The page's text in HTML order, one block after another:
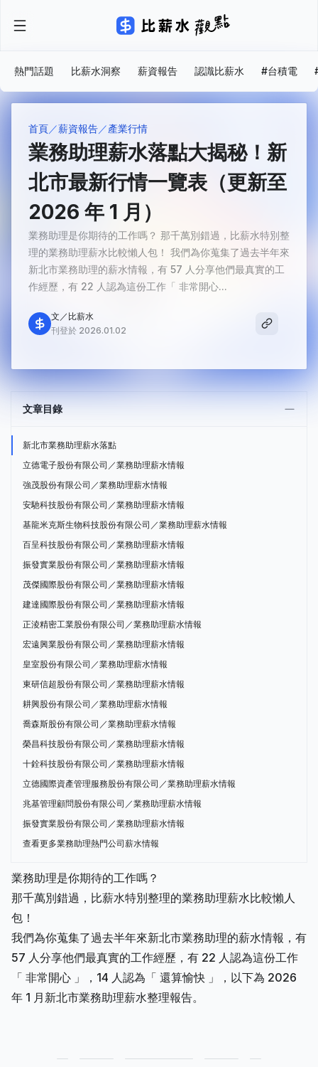
熱門話題 比薪水洞察 薪資報告 認識比薪水 #台積電
首頁 薪資報告 產業行情
業務助理薪水落點大揭秘！新
北市最新行情一覽表（更新至
2026 年 1 月）
業務助理是你期待的工作嗎？ 那千萬別錯過，比薪水特別整
理的業務助理薪水比較懶人包！ 我們為你蒐集了過去半年來
新北市業務助理的薪水情報，有 57 人分享他們最真實的工
作經歷，有 22 人認為這份工作「 非常開心...
文／比薪水
刊登於 2026.01.02
文章目錄
新北市業務助理薪水落點
立德電子股份有限公司／業務助理薪水情報
強茂股份有限公司／業務助理薪水情報
安馳科技股份有限公司／業務助理薪水情報
基龍米克斯生物科技股份有限公司／業務助理薪水情報
百呈科技股份有限公司／業務助理薪水情報
振發實業股份有限公司／業務助理薪水情報
茂傑國際股份有限公司／業務助理薪水情報
建達國際股份有限公司／業務助理薪水情報
正淩精密工業股份有限公司／業務助理薪水情報
宏遠興業股份有限公司／業務助理薪水情報
皇室股份有限公司／業務助理薪水情報
東研信超股份有限公司／業務助理薪水情報
耕興股份有限公司／業務助理薪水情報
喬森斯股份有限公司／業務助理薪水情報
榮昌科技股份有限公司／業務助理薪水情報
十銓科技股份有限公司／業務助理薪水情報
立德國際資產管理服務股份有限公司／業務助理薪水情報
兆基管理顧問股份有限公司／業務助理薪水情報
振發實業股份有限公司／業務助理薪水情報
查看更多業務助理熱門公司薪水情報
業務助理是你期待的工作嗎？
那千萬別錯過，比薪水特別整理的業務助理薪水比較懶人
包！
我們為你蒐集了過去半年來新北市業務助理的薪水情報，有
57 人分享他們最真實的工作經歷，有 22 人認為這份工作
「 非常開心 」，14 人認為「 還算愉快 」，以下為 2026
年 1 月新北市業務助理薪水整理報告。